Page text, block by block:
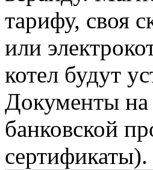
тарифу, своя
или
котел будут
Документы на
банковской
сертификаты).